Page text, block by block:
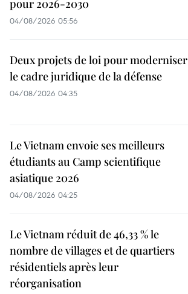
pour 2026-2030
04/08/2026 05:56
Deux projets de loi pour moderniser
le cadre juridique de la défense
04/08/2026 04:35
Le Vietnam envoie ses meilleurs
étudiants au Camp scientifique
asiatique 2026
04/08/2026 04:25
Le Vietnam réduit de 46,33 % le
nombre de villages et de quartiers
résidentiels après leur
réorganisation